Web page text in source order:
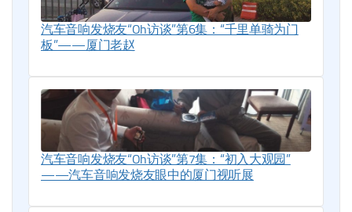
汽车音响发烧友“Oh访谈”第6集：“千里单骑为门
板”——厦门老赵
汽车音响发烧友“Oh访谈”第7集：“初入大观园”
——汽车音响发烧友眼中的厦门视听展